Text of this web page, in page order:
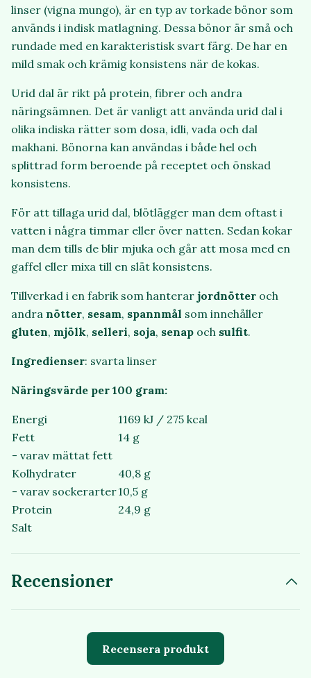
linser (vigna mungo), är en typ av torkade bönor som
används i indisk matlagning. Dessa bönor är små och
rundade med en karakteristisk svart färg. De har en
mild smak och krämig konsistens när de kokas.
Urid dal är rikt på protein, fibrer och andra
näringsämnen. Det är vanligt att använda urid dal i
olika indiska rätter som dosa, idli, vada och dal
makhani. Bönorna kan användas i både hel och
splittrad form beroende på receptet och önskad
konsistens.
För att tillaga urid dal, blötlägger man dem oftast i
vatten i några timmar eller över natten. Sedan kokar
man dem tills de blir mjuka och går att mosa med en
gaffel eller mixa till en slät konsistens.
Tillverkad i en fabrik som hanterar jordnötter och
andra nötter, sesam, spannmål som innehåller
gluten, mjölk, selleri, soja, senap och sulfit.
Ingredienser: svarta linser
Näringsvärde per 100 gram:
Energi
1169 kJ / 275 kcal
Fett
14 g
- varav mättat fett
Kolhydrater
40,8 g
- varav sockerarter10,5 g
Protein
24,9 g
Salt
Recensioner
Recensera produkt